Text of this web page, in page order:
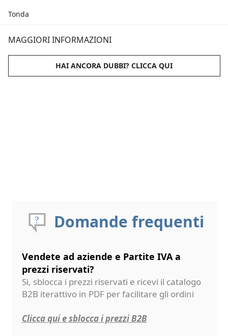
Tonda
MAGGIORI INFORMAZIONI
HAI ANCORA DUBBI? CLICCA QUI
Domande frequenti
Vendete ad aziende e Partite IVA a
prezzi riservati?
Si, sblocca i prezzi riservati e ricevi il catalogo
B2B iterattivo in PDF per facilitare gli ordini
Clicca qui e sblocca i prezzi B2B